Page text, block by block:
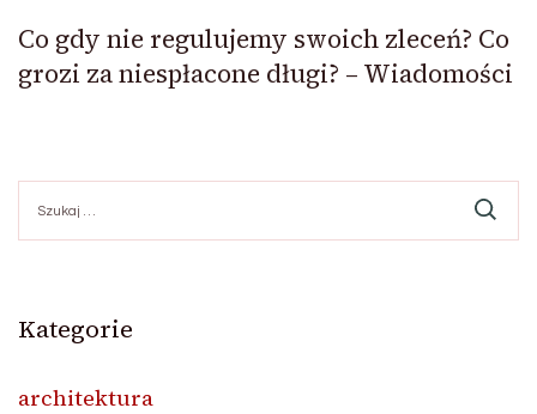
Co gdy nie regulujemy swoich zleceń? Co
grozi za niespłacone długi? – Wiadomości
Kategorie
architektura